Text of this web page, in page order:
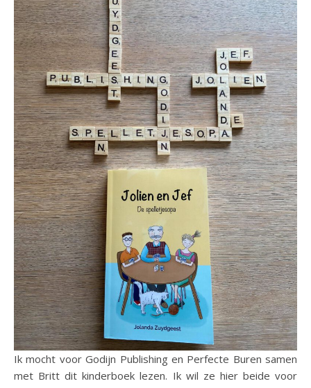
Ik mocht voor Godijn Publishing en Perfecte Buren samen
met Britt dit kinderboek lezen. Ik wil ze hier beide voor